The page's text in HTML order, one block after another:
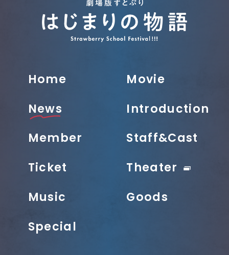
Home
Movie
News
Introduction
Member
Staff&Cast
Ticket
Theater
Music
Goods
Special